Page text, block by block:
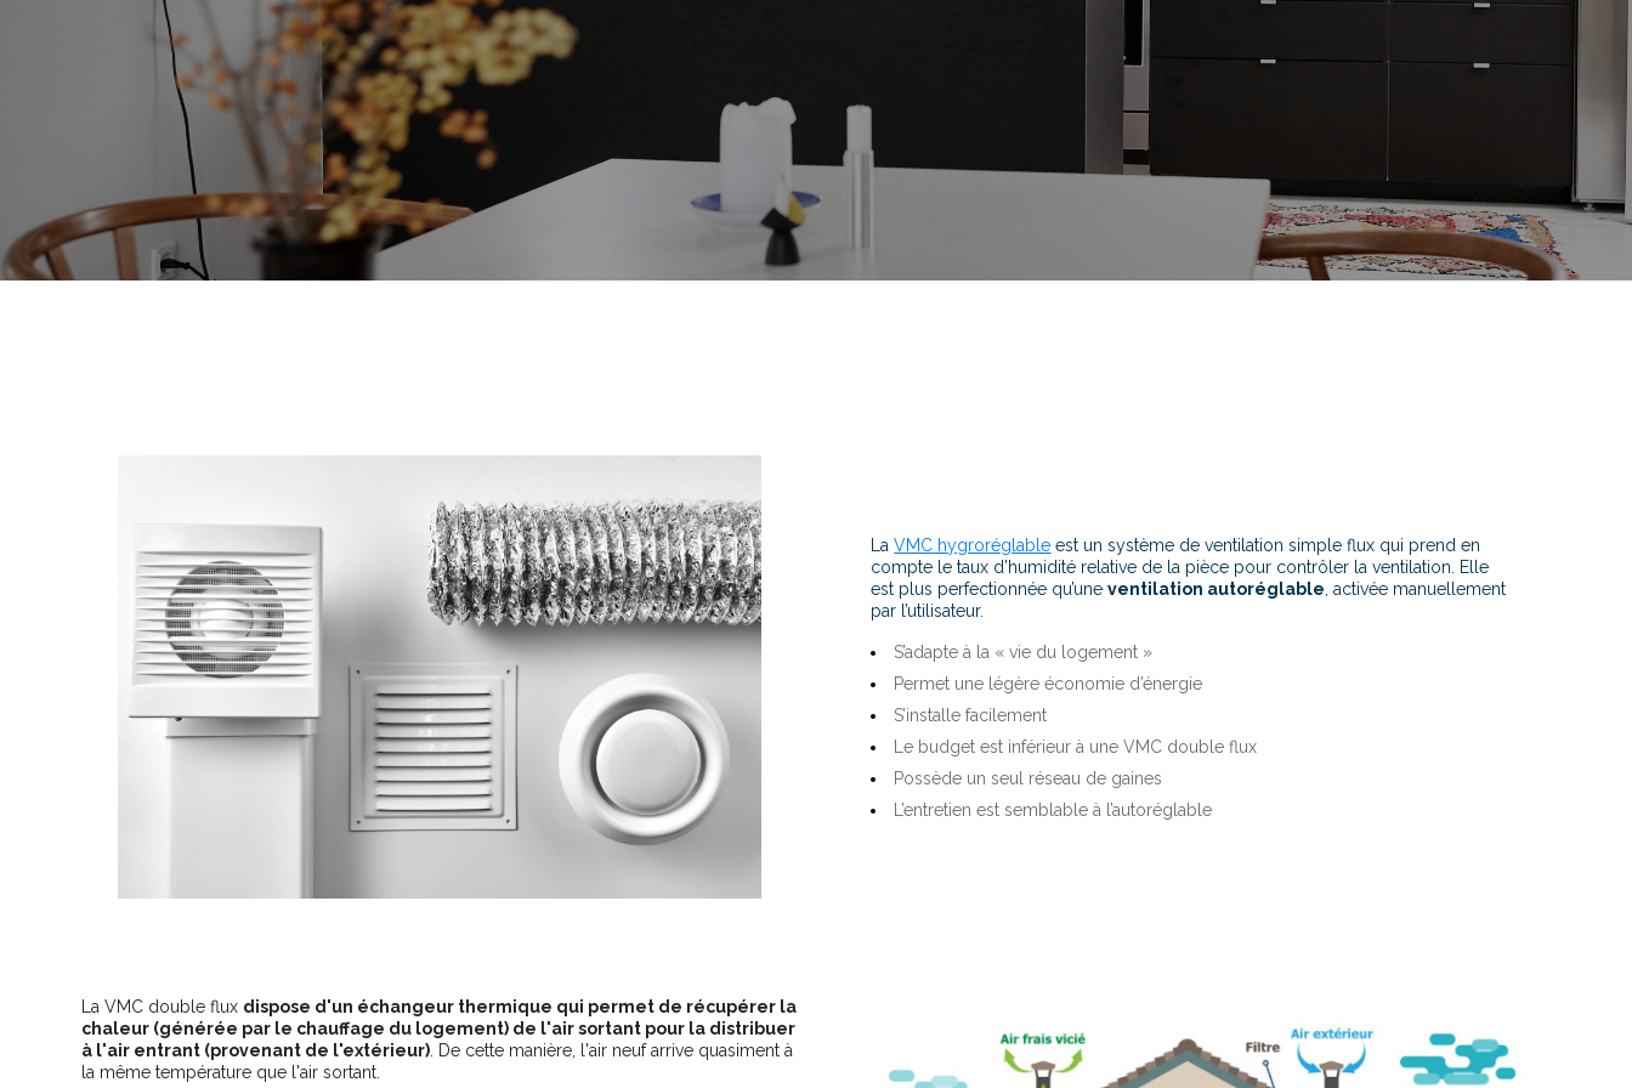
LaVMC hygroréglable est un système de ventilation simple flux qui prend en
compte le taux d’humidité relative de la pièce pour contrôler la ventilation. Elle
est plus perfectionnée qu’uneventilation autoréglable, activée manuellement
par l’utilisateur.
S’adapte à la « vie du logement »
Permet une légère économie d’énergie
S’installe facilement
Le budget est inférieur à une VMC double flux
Possède un seul réseau de gaines
L’entretien est semblable à l’autoréglable
La VMC double flux dispose d'un échangeur thermique qui permet de récupérer la
chaleur (générée par le chauffage du logement) de l'air sortant pour la distribuer
à l'air entrant (provenant de l'extérieur) . De cette manière, l'air neuf arrive quasiment à
la même température que l'air sortant.